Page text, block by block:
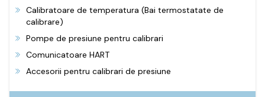
Calibratoare de temperatura (Bai termostatate de
calibrare)
Pompe de presiune pentru calibrari
Comunicatoare HART
Accesorii pentru calibrari de presiune